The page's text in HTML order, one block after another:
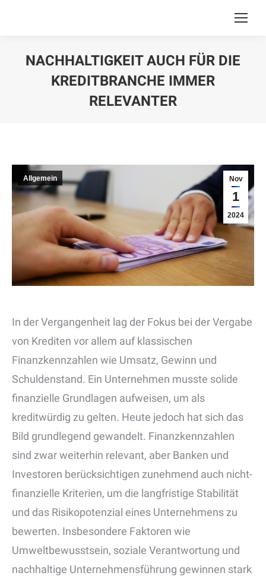
NACHHALTIGKEIT AUCH FÜR DIE
KREDITBRANCHE IMMER
RELEVANTER
Nov
1
2024
Allgemein
In der Vergangenheit lag der Fokus bei der Vergabe
von Krediten vor allem auf klassischen
Finanzkennzahlen wie Umsatz, Gewinn und
Schuldenstand. Ein Unternehmen musste solide
finanzielle Grundlagen aufweisen, um als
kreditwürdig zu gelten. Heute jedoch hat sich das
Bild grundlegend gewandelt. Finanzkennzahlen
sind zwar weiterhin relevant, aber Banken und
Investoren berücksichtigen zunehmend auch nicht-
finanzielle Kriterien, um die langfristige Stabilität
und das Risikopotenzial eines Unternehmens zu
bewerten. Insbesondere Faktoren wie
Umweltbewusstsein, soziale Verantwortung und
nachhaltige Unternehmensführung gewinnen stark